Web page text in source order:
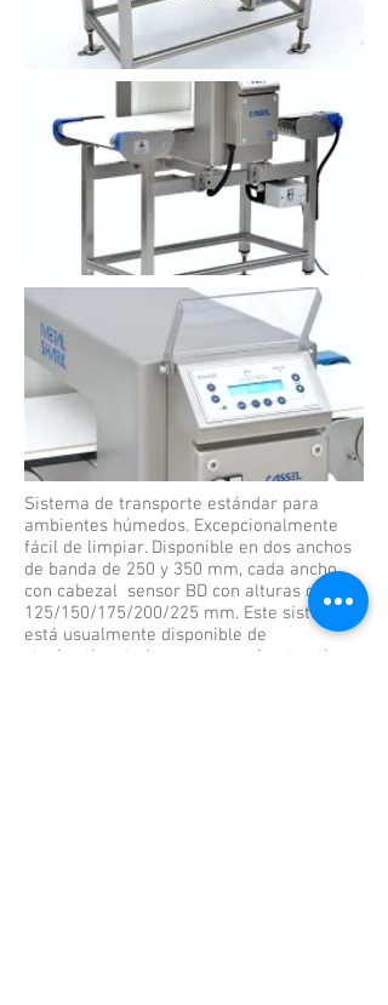
Sistema de transporte estándar para
ambientes húmedos. Excepcionalmente
fácil de limpiar. Disponible en dos anchos
de banda de 250 y 350 mm, cada ancho
con cabezal sensor BD con alturas de
125/150/175/200/225 mm. Este sistema
está usualmente disponible de
stock, etiquetado con un precio atractivo.